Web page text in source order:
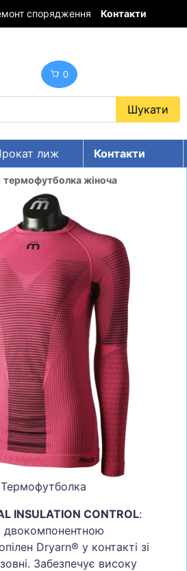
спорядження Контакти
0
лиж
Контакти
ОКУЛЯРИ
термофутболка жіноча
INSULATION CONTROL:
двокомпонентною
Dryarn® у контакті зі
Забезпечує високу